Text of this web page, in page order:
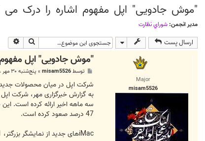
"موش جادویی" اپل مفهوم اشاره را درک می
مدیر انجمن: شوراي نظارت
ارسال پست جستجو
Major
misam5526
"موش جادویی" اپل
ت
توسطmisam5526
» پنج‌شنبه ۳۰ مهر ۱۳۸۸, ۲:۵۵ ب.ظ
شرکت اپل در میان محصولات جدیدش
سه ماهه اخیر ارائه کرده است.
47 درصد صعود کرده است.
iMacهای جدید از نمایشگر بزرگتر، 21 و 27 اینچی برخوردار بوده و پردازشگر آنها نسبت به مدلهای قدیمی بسیار سریعتر و مناسب پروژه های گرافیکی است.